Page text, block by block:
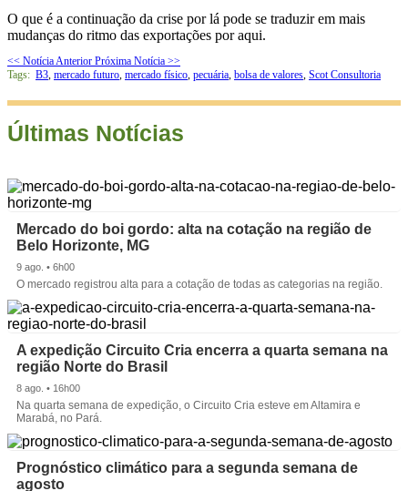
O que é a continuação da crise por lá pode se traduzir em mais
mudanças do ritmo das exportações por aqui.
<< Notícia Anterior Próxima Notícia >>
Tags: B3, mercado futuro, mercado físico, pecuária, bolsa de valores, Scot Consultoria
Últimas Notícias
Mercado do boi gordo: alta na cotação na região de
Belo Horizonte, MG
9 ago. • 6h00
O mercado registrou alta para a cotação de todas as categorias na região.
A expedição Circuito Cria encerra a quarta semana na
região Norte do Brasil
8 ago. • 16h00
Na quarta semana de expedição, o Circuito Cria esteve em Altamira e
Marabá, no Pará.
Prognóstico climático para a segunda semana de
agosto